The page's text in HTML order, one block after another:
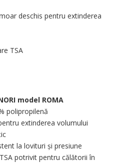
deschis pentru extinderea
TSA
model ROMA
polipropilenă
extinderea volumului
la lovituri și presiune
potrivit pentru călătorii în